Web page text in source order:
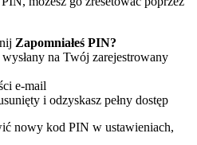
Zapomniałeś PIN?
na Twój zarejestrowany
e-mail
i odzyskasz pełny dostęp
nowy kod PIN w ustawieniach,